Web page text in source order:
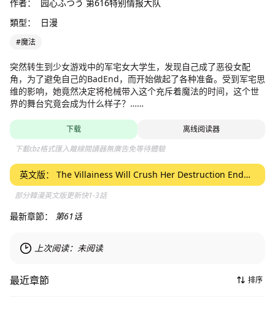
作者：
园心ふつう 第616特别情报大队
類型：
日漫
#魔法
突然转生到少女游戏中的军宅女大学生，发现自己成了恶役女配
角，为了避免自己的BadEnd，而开始做起了各种准备。受到军宅思
维的影响，她竟然决定将枪械带入这个充斥着魔法的时间，这个世
界的舞台究竟会成为什么样子？……
下载
离线阅读器
下載cbz格式匯入離線閱讀器無廣告免等待體驗
英文版：
The Villainess Will Crush Her Destruction End
Through Modern Firepower
部分韓漫英文版更新快1-3話
最新章節： 第61话
上次阅读： 未阅读
最近章節 排序